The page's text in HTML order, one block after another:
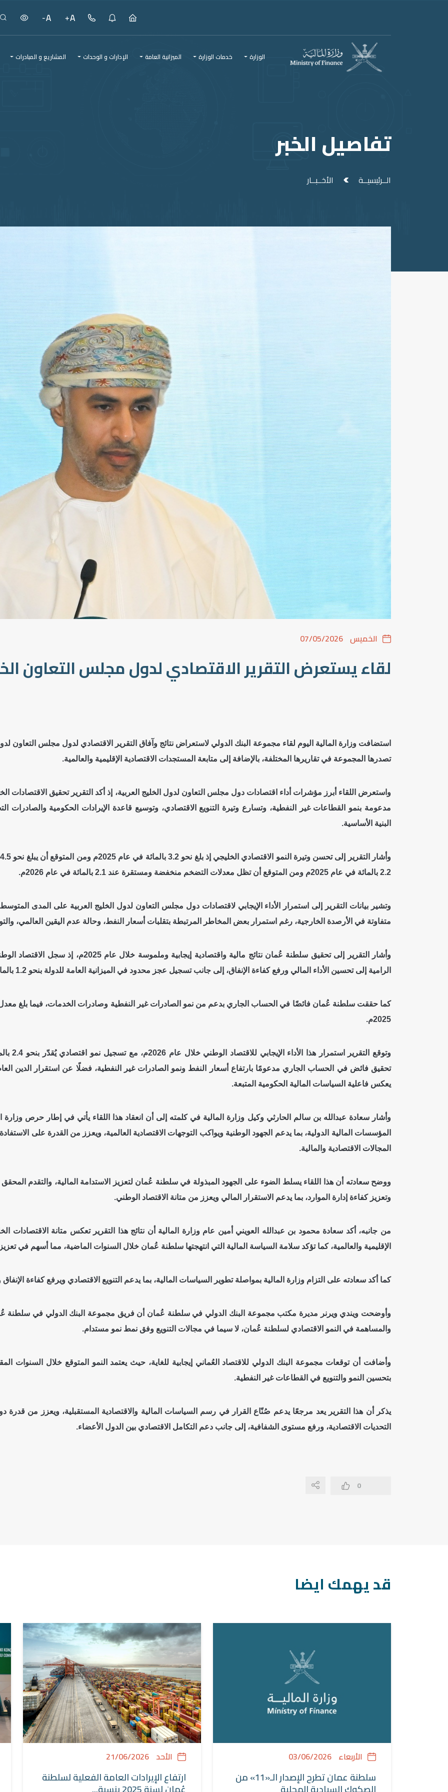
الوزارة خدمات الوزارة الميزانية العامة الإدارات و الوحدات المشاريع و المبادرات
المشاريع و المبادرات
تفاصيل الخبر
الــرئيسيــة الأخــبــار
الخميس 07/05/2026
لقاء يستعرض التقرير الاقتصادي لدول مجلس التعاون
استضافت وزارة المالية اليوم لقاء مجموعة البنك الدولي لاستعراض نتائج وآفاق التقرير الاقتصادي لدول مجلس التعاون
تصدرها المجموعة في تقاريرها المختلفة، بالإضافة إلى متابعة المستجدات الاقتصادية الإقليمية والعالمية.
واستعرض اللقاء أبرز مؤشرات أداء اقتصادات دول مجلس التعاون لدول الخليج العربية، إذ أكد التقرير تحقيق الاقتصادات
مدعومة بنمو القطاعات غير النفطية، وتسارع وتيرة التنويع الاقتصادي، وتوسيع قاعدة الإيرادات الحكومية
البنية الأساسية.
2.2 بالمائة في عام 2025م ومن المتوقع أن تظل معدلات التضخم منخفضة ومستقرة عند 2.1 بالمائة في عام 2026م.
وتشير بيانات التقرير إلى استمرار الأداء الإيجابي لاقتصادات دول مجلس التعاون لدول الخليج العربية على المدى
متفاوتة في الأرصدة الخارجية، رغم استمرار بعض المخاطر المرتبطة بتقلبات أسعار النفط، وحالة عدم اليقين العالمي،
الرامية إلى تحسين الأداء المالي ورفع كفاءة الإنفاق، إلى جانب تسجيل عجز محدود في الميزانية العامة للدولة بنحو 1.2 بالمائة من الناتج المحلي الإجمالي.
2025م.
وتوقع
يعكس فاعلية السياسات المالية الحكومية المتبعة.
وأشار سعادة عبدالله بن سالم الحارثي وكيل وزارة المالية في كلمته إلى أن انعقاد هذا اللقاء يأتي في إطار حرص وزارة
المؤسسات المالية الدولية، بما يدعم الجهود الوطنية ويواكب التوجهات الاقتصادية العالمية، ويعزز من القدرة على
المجالات الاقتصادية والمالية.
ووضح سعادته أن هذا اللقاء يسلط الضوء على الجهود المبذولة في سلطنة عُمان لتعزيز الاستدامة المالية، والتقدم
وتعزيز كفاءة إدارة الموارد، بما يدعم الاستقرار المالي ويعزز من متانة الاقتصاد الوطني.
من جانبه، أكد سعادة محمود بن عبدالله العويني أمين عام وزارة المالية أن نتائج هذا التقرير تعكس متانة الاقتصادات
الإقليمية والعالمية، كما تؤكد سلامة السياسة المالية التي انتهجتها سلطنة عُمان خلال السنوات الماضية، مما أسهم في
كما أكد سعادته على التزام وزارة المالية بمواصلة تطوير السياسات المالية، بما يدعم التنويع الاقتصادي ويرفع كفاءة
والمساهمة في النمو الاقتصادي لسلطنة عُمان، لا سيما في مجالات التنويع وفق نمط نمو مستدام.
وأضافت أن توقعات مجموعة البنك الدولي للاقتصاد العُماني إيجابية للغاية، حيث يعتمد النمو المتوقع خلال السنوات
بتحسين النمو والتنويع في القطاعات غير النفطية.
يذكر أن هذا التقرير يعد مرجعًا يدعم صُنّاع القرار في رسم السياسات المالية والاقتصادية المستقبلية، ويعزز من
التحديات الاقتصادية، ورفع مستوى الشفافية، إلى جانب دعم التكامل الاقتصادي بين الدول الأعضاء.
0
قد يهمك ايضا
الأربعاء 03/06/2026
سلطنة عمان تطرح الإصدار الـ«11» من
الأحد 21/06/2026
ارتفاع الإيرادات العامة الفعلية لسلطنة